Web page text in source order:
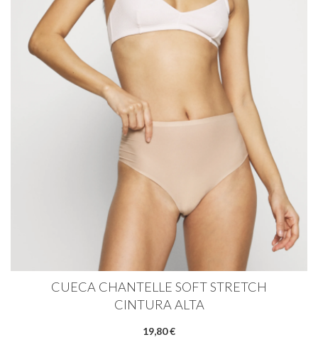
CUECA CHANTELLE SOFT STRETCH
CINTURA ALTA
19,80 €